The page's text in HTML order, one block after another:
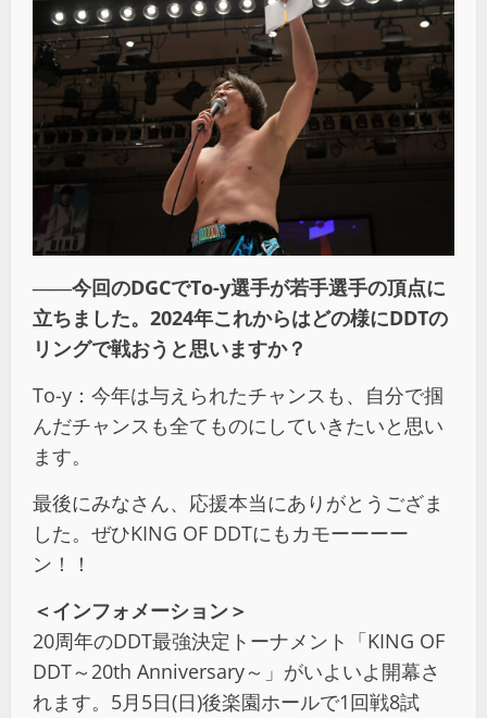
――今回のDGCでTo-y選手が若手選手の頂点に
立ちました。2024年これからはどの様にDDTの
リングで戦おうと思いますか？
To-y：今年は与えられたチャンスも、自分で掴
んだチャンスも全てものにしていきたいと思い
ます。
最後にみなさん、応援本当にありがとうござま
した。ぜひKING OF DDTにもカモーーーー
ン！！
＜インフォメーション＞
20周年のDDT最強決定トーナメント「KING OF
DDT～20th Anniversary～」がいよいよ開幕さ
れます。5月5日(日)後楽園ホールで1回戦8試